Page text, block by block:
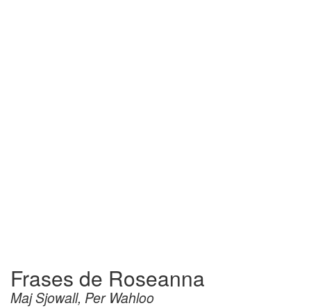
Frases de Roseanna
Maj Sjowall, Per Wahloo